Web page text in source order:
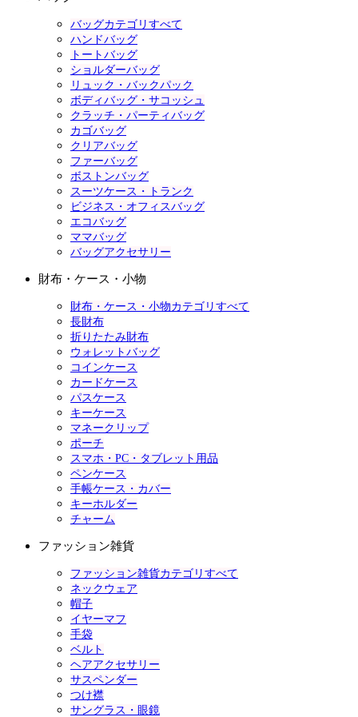
バッグカテゴリすべて
ハンドバッグ
トートバッグ
ショルダーバッグ
リュック・バックパック
ボディバッグ・サコッシュ
クラッチ・パーティバッグ
カゴバッグ
クリアバッグ
ファーバッグ
ボストンバッグ
スーツケース・トランク
ビジネス・オフィスバッグ
エコバッグ
ママバッグ
バッグアクセサリー
財布・ケース・小物
財布・ケース・小物カテゴリすべて
長財布
折りたたみ財布
ウォレットバッグ
コインケース
カードケース
パスケース
キーケース
マネークリップ
ポーチ
スマホ・PC・タブレット用品
ペンケース
手帳ケース・カバー
キーホルダー
チャーム
ファッション雑貨
ファッション雑貨カテゴリすべて
ネックウェア
帽子
イヤーマフ
手袋
ベルト
ヘアアクセサリー
サスペンダー
つけ襟
サングラス・眼鏡